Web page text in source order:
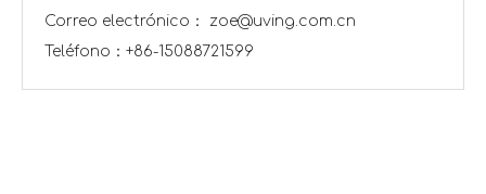
Correo electrónico： zoe@uving.com.cn
Teléfono：+86-15088721599